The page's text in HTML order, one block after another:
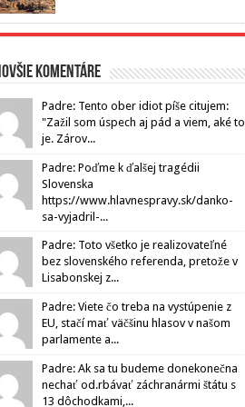
komentáre
Padre: Tento ober idiot píše citujem:
"Zažil som úspech aj pád a viem, aké to
je. Zárov...
Padre: Poďme k ďalšej tragédii
Slovenska
https://www.hlavnespravy.sk/danko-
sa-vyjadril-...
Padre: Toto všetko je realizovateľné
bez slovenského referenda, pretože v
Lisabonskej z...
Padre: Viete čo treba na vystúpenie z
EU, stačí mať väčšinu hlasov v našom
parlamente a...
Padre: Ak sa tu budeme donekonečna
nechať od.rbávať záchranármi štátu s
13 dôchodkami,...